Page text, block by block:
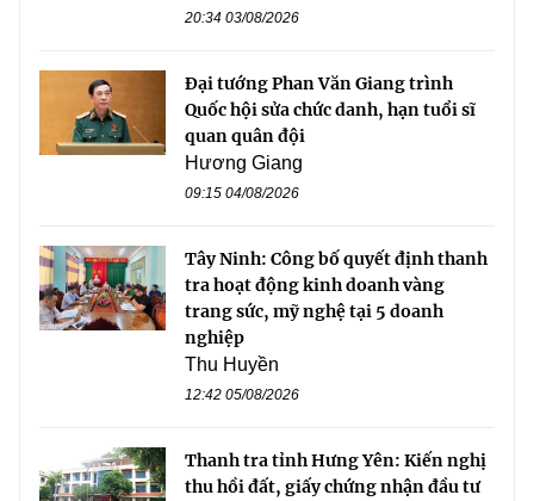
20:34 03/08/2026
Đại tướng Phan Văn Giang trình
Quốc hội sửa chức danh, hạn tuổi sĩ
quan quân đội
Hương Giang
09:15 04/08/2026
Tây Ninh: Công bố quyết định thanh
tra hoạt động kinh doanh vàng
trang sức, mỹ nghệ tại 5 doanh
nghiệp
Thu Huyền
12:42 05/08/2026
Thanh tra tỉnh Hưng Yên: Kiến nghị
thu hồi đất, giấy chứng nhận đầu tư